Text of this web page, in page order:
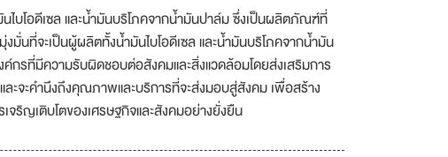
ไบโอดีเซล และน้ำมันบริโภคจากน้ำมันปาล์ม ซึ่งเป็นผลิตภัณฑ์ที่
นที่จะเป็นผู้ผลิตทั้งน้ำมันไบโอดีเซล และน้ำมันบริโภคจากน้ำมัน
กรที่มีความรับผิดชอบต่อสังคมและสิ่งแวดล้อมโดยส่งเสริมการ
ะจะคำนึงถึงคุณภาพและบริการที่จะส่งมอบสู่สังคม เพื่อสร้าง
จริญเติบโตของเศรษฐกิจและสังคมอย่างยั่งยืน